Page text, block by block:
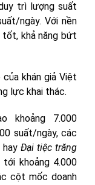
trì lượng suất
ngày. Với nền
khả năng bứt
khán giả Việt
lực khai thác.
khoảng 7.000
suất/ngày, các
hay Đại tiệc trăng
khoảng 4.000
cột mốc doanh